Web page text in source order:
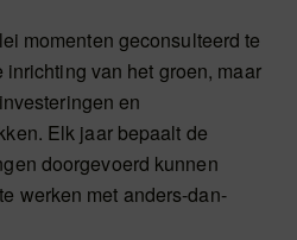
momenten geconsulteerd te
van het groen, maar
en
Elk jaar bepaalt de
doorgevoerd kunnen
werken met anders-dan-